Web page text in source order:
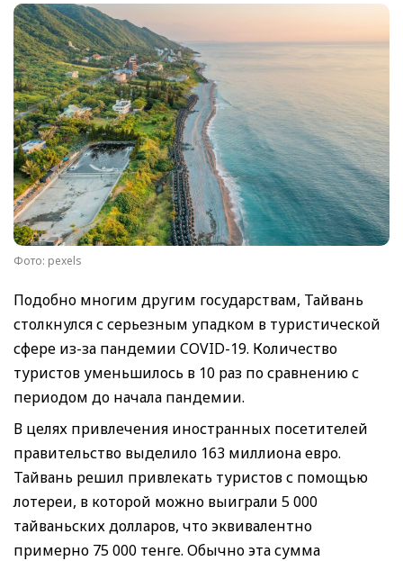
Фото: pexels
Подобно многим другим государствам, Тайвань
столкнулся с серьезным упадком в туристической
сфере из-за пандемии COVID-19. Количество
туристов уменьшилось в 10 раз по сравнению с
периодом до начала пандемии.
В целях привлечения иностранных посетителей
правительство выделило 163 миллиона евро.
Тайвань решил привлекать туристов с помощью
лотереи, в которой можно выиграли 5 000
тайваньских долларов, что эквивалентно
примерно 75 000 тенге. Обычно эта сумма